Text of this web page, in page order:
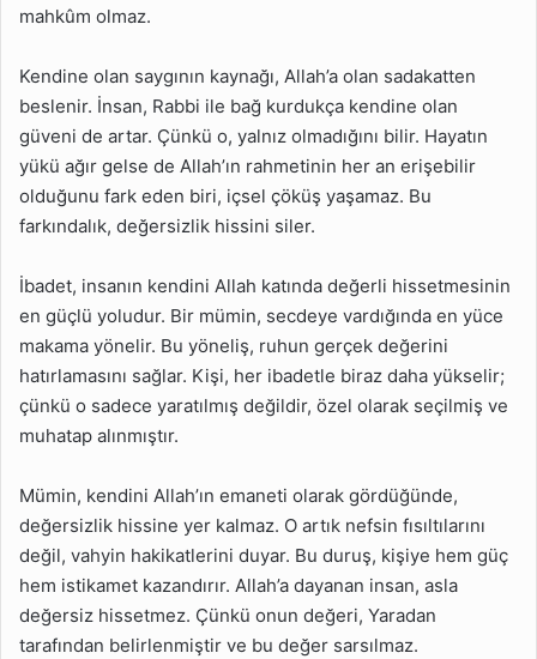
mahkûm olmaz.
Kendine olan saygının kaynağı, Allah’a olan sadakatten
beslenir. İnsan, Rabbi ile bağ kurdukça kendine olan
güveni de artar. Çünkü o, yalnız olmadığını bilir. Hayatın
yükü ağır gelse de Allah’ın rahmetinin her an erişebilir
olduğunu fark eden biri, içsel çöküş yaşamaz. Bu
farkındalık, değersizlik hissini siler.
İbadet, insanın kendini Allah katında değerli hissetmesinin
en güçlü yoludur. Bir mümin, secdeye vardığında en yüce
makama yönelir. Bu yöneliş, ruhun gerçek değerini
hatırlamasını sağlar. Kişi, her ibadetle biraz daha yükselir;
çünkü o sadece yaratılmış değildir, özel olarak seçilmiş ve
muhatap alınmıştır.
Mümin, kendini Allah’ın emaneti olarak gördüğünde,
değersizlik hissine yer kalmaz. O artık nefsin fısıltılarını
değil, vahyin hakikatlerini duyar. Bu duruş, kişiye hem güç
hem istikamet kazandırır. Allah’a dayanan insan, asla
değersiz hissetmez. Çünkü onun değeri, Yaradan
tarafından belirlenmiştir ve bu değer sarsılmaz.